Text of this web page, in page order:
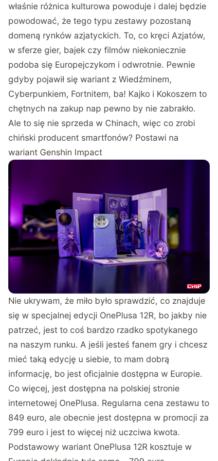
właśnie różnica kulturowa powoduje i dalej będzie
powodować, że tego typu zestawy pozostaną
domeną rynków azjatyckich. To, co kręci Azjatów,
w sferze gier, bajek czy filmów niekoniecznie
podoba się Europejczykom i odwrotnie. Pewnie
gdyby pojawił się wariant z Wiedźminem,
Cyberpunkiem, Fortnitem, ba! Kajko i Kokoszem to
chętnych na zakup nap pewno by nie zabrakło.
Ale to się nie sprzeda w Chinach, więc co zrobi
chiński producent smartfonów? Postawi na
wariant Genshin Impact
Nie ukrywam, że miło było sprawdzić, co znajduje
się w specjalnej edycji OnePlusa 12R, bo jakby nie
patrzeć, jest to coś bardzo rzadko spotykanego
na naszym runku. A jeśli jesteś fanem gry i chcesz
mieć taką edycję u siebie, to mam dobrą
informację, bo jest oficjalnie dostępna w Europie.
Co więcej, jest dostępna na polskiej stronie
internetowej OnePlusa. Regularna cena zestawu to
849 euro, ale obecnie jest dostępna w promocji za
799 euro i jest to więcej niż uczciwa kwota.
Podstawowy wariant OnePlusa 12R kosztuje w